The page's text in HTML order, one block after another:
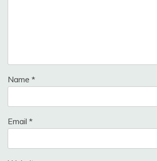
Name *
Email *